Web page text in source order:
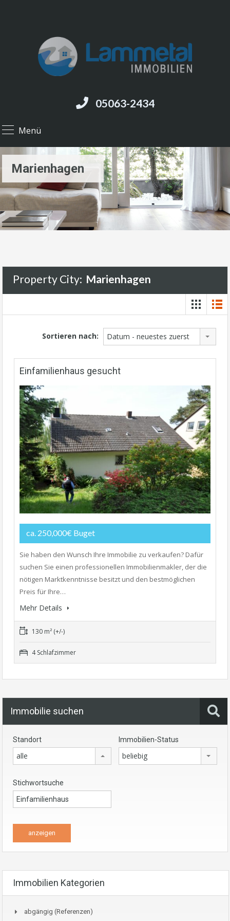
Menü
05063-2434
Marienhagen
Property City: Marienhagen
Sortieren nach: Datum - neuestes zuerst
Einfamilienhaus gesucht
ca. 250,000€ Buget
Sie haben den Wunsch Ihre Immobilie zu verkaufen? Dafür
suchen Sie einen professionellen Immobilienmakler, der die
nötigen Marktkenntnisse besitzt und den bestmöglichen
Preis für Ihre…
Mehr Details
130 m² (+/-)
4 Schlafzimmer
Immobilie suchen
Standort
alle
Immobilien-Status
beliebig
Stichwortsuche
Immobilien Kategorien
abgängig (Referenzen)